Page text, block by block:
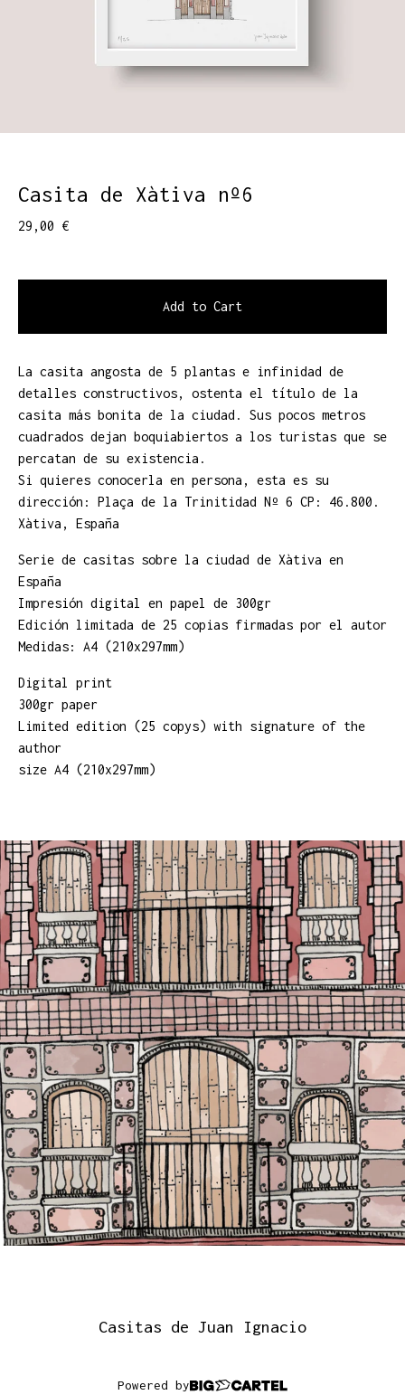
Casita de Xàtiva nº6
29,00 €
Add to Cart
La casita angosta de 5 plantas e infinidad de
detalles constructivos, ostenta el título de la
casita más bonita de la ciudad. Sus pocos metros
cuadrados dejan boquiabiertos a los turistas que se
percatan de su existencia.
Si quieres conocerla en persona, esta es su
dirección: Plaça de la Trinitidad Nº 6 CP: 46.800.
Xàtiva, España
Serie de casitas sobre la ciudad de Xàtiva en
España
Impresión digital en papel de 300gr
Edición limitada de 25 copias firmadas por el autor
Medidas: A4 (210x297mm)
Digital print
300gr paper
Limited edition (25 copys) with signature of the
author
size A4 (210x297mm)
Casitas de Juan Ignacio
Powered by